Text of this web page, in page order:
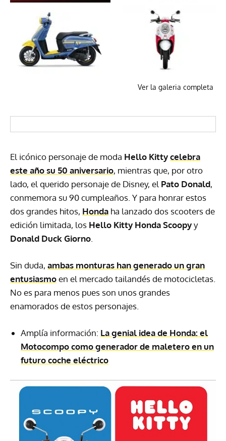
Ver la galeria completa
El icónico personaje de moda Hello Kittycelebra
este año su 50 aniversario, mientras que, por otro
lado, el querido personaje de Disney, el Pato Donald,
conmemora su 90 cumpleaños. Y para honrar estos
dos grandes hitos, Honda ha lanzado dos scooters de
edición limitada, los Hello Kitty Honda Scoopyy
Donald Duck Giorno
Sin duda, ambas monturas han generado un gran
entusiasmoen el mercado tailandés de motocicletas.
No es para menos pues son unos grandes
enamorados de estos personajes.
Amplía información: La genial idea de Honda: el
Motocompo como generador de maletero en un
futuro coche eléctrico